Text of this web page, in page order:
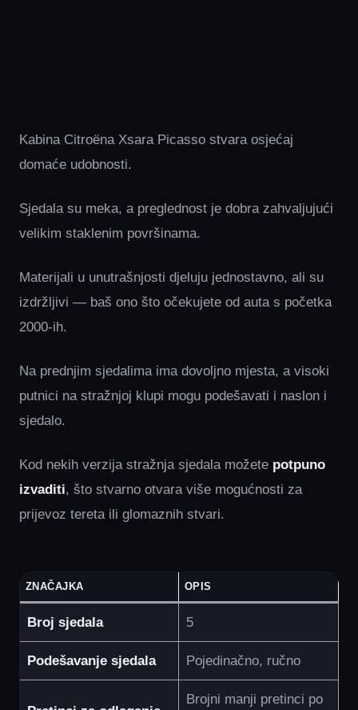
Kabina Citroëna Xsara Picasso stvara osjećaj
domaće udobnosti.
Sjedala su meka, a preglednost je dobra zahvaljujući
velikim staklenim površinama.
Materijali u unutrašnjosti djeluju jednostavno, ali su
izdržljivi — baš ono što očekujete od auta s početka
2000-ih.
Na prednjim sjedalima ima dovoljno mjesta, a visoki
putnici na stražnjoj klupi mogu podešavati i naslon i
sjedalo.
Kod nekih verzija stražnja sjedala možete potpuno
izvaditi, što stvarno otvara više mogućnosti za
prijevoz tereta ili glomaznih stvari.
ZNAČAJKA OPIS
Broj sjedala 5
Podešavanje sjedala Pojedinačno, ručno
Brojni manji pretinci po